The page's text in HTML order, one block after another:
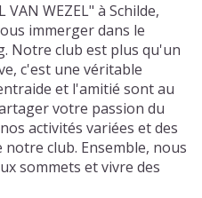
VAN WEZEL" à Schilde,
immerger dans le
Notre club est plus qu'un
c'est une véritable
et l'amitié sont au
votre passion du
activités variées et des
club. Ensemble, nous
sommets et vivre des